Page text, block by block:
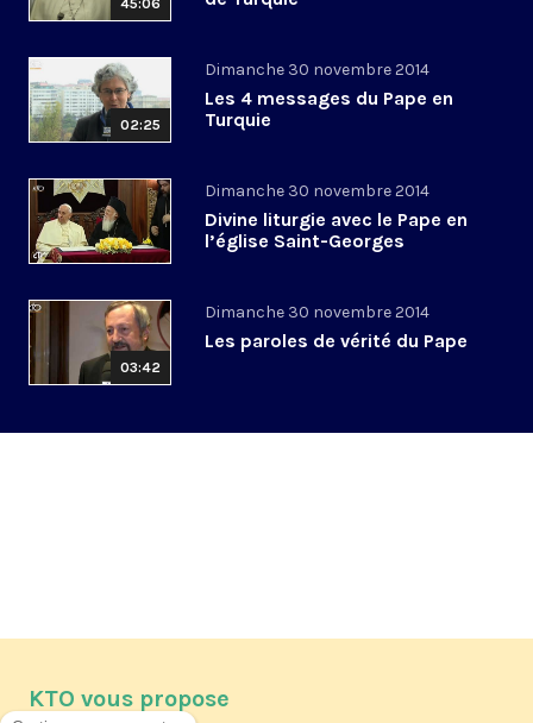
45:06
02:25
Dimanche 30 novembre 2014
Les 4 messages du Pape en
Turquie
Dimanche 30 novembre 2014
Divine liturgie avec le Pape en
l’église Saint-Georges
03:42
Dimanche 30 novembre 2014
Les paroles de vérité du Pape
KTO vous propose